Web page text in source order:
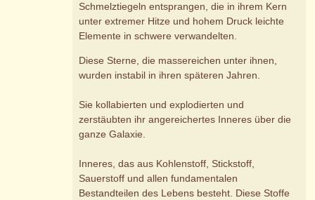
Schmelztiegeln entsprangen, die in ihrem Kern
unter extremer Hitze und hohem Druck leichte
Elemente in schwere verwandelten.
Diese Sterne, die massereichen unter ihnen,
wurden instabil in ihren späteren Jahren.
Sie kollabierten und explodierten und
zerstäubten ihr angereichertes Inneres über die
ganze Galaxie.
Inneres, das aus Kohlenstoff, Stickstoff,
Sauerstoff und allen fundamentalen
Bestandteilen des Lebens besteht. Diese Stoffe